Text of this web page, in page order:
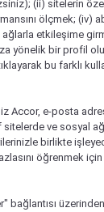
(ii) sitelerin
ölçmek; (iv)
etkileşime
yönelik bir profil
bu farklı
Accor, e-posta
ve sosyal
birlikte
öğrenmek
bağlantısı